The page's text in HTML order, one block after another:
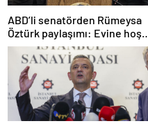
ABD’li senatörden Rümeysa
Öztürk paylaşımı: Evine hoş
geldin!